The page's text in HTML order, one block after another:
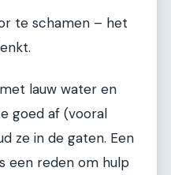
te schamen – het
lauw water en
goed af (vooral
ze in de gaten. Een
een reden om hulp